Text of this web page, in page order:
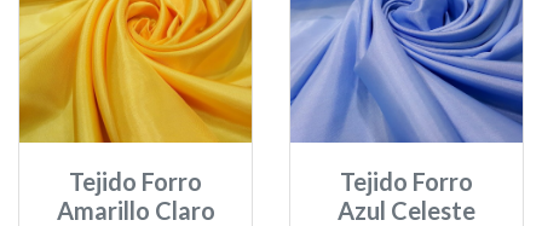
Tejido Forro
Amarillo Claro
Tejido Forro
Azul Celeste